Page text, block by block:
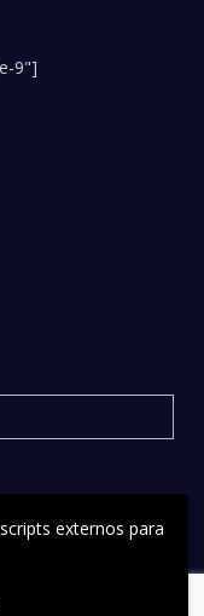
externos para
9"]